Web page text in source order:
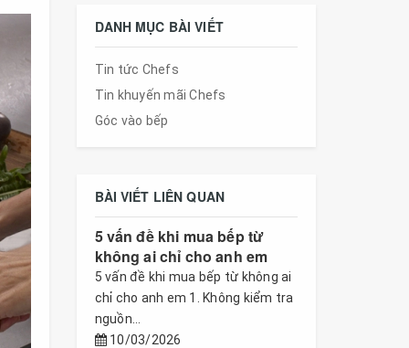
DANH MỤC BÀI VIẾT
Tin tức Chefs
Tin khuyến mãi Chefs
Góc vào bếp
BÀI VIẾT LIÊN QUAN
5 vấn đề khi mua bếp từ
không ai chỉ cho anh em
5 vấn đề khi mua bếp từ không ai
chỉ cho anh em 1. Không kiểm tra
nguồn...
10/03/2026